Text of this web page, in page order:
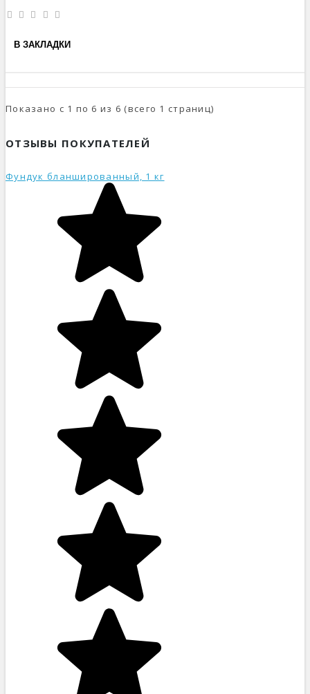
В ЗАКЛАДКИ
Показано с 1 по 6 из 6 (всего 1 страниц)
ОТЗЫВЫ ПОКУПАТЕЛЕЙ
Фундук бланшированный, 1 кг